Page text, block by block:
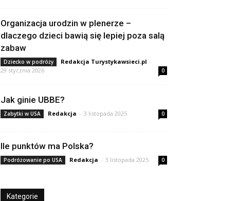
Organizacja urodzin w plenerze –
dlaczego dzieci bawią się lepiej poza salą
zabaw
Dziecko w podróży Redakcja Turystykawsieci.pl -
29 stycznia 2026
0
Jak ginie UBBE?
Zabytki w USA Redakcja - 3 listopada 2025 0
Ile punktów ma Polska?
Podróżowanie po USA Redakcja - 3 listopada 2025 0
Kategorie